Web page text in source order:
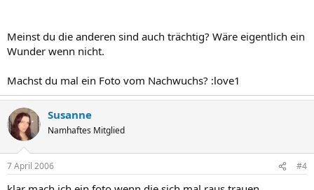
Meinst du die anderen sind auch trächtig? Wäre eigentlich ein
Wunder wenn nicht.
Machst du mal ein Foto vom Nachwuchs? :love1
Susanne
Namhaftes Mitglied
7 April 2006 #4